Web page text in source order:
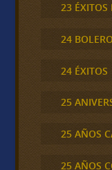
23 ÉXITOS
24
24 ÉXITOS
25
25 AÑOS
25 AÑOS